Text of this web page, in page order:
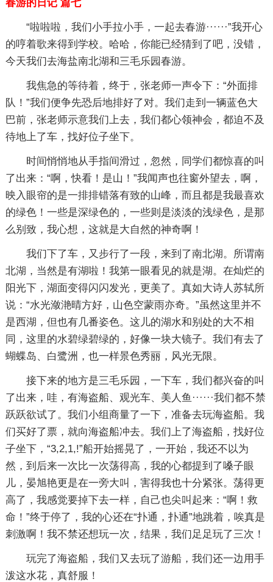
春游的日记 篇七
“啦啦啦，我们小手拉小手，一起去春游······”我开心
的哼着歌来得到学校。哈哈，你能已经猜到了吧，没错，
今天我们去海盐南北湖和三毛乐园春游。
我焦急的等待着，终于，张老师一声令下：“外面排
队！”我们便争先恐后地排好了对。我们走到一辆蓝色大
巴前，张老师示意我们上去，我们都心领神会，都迫不及
待地上了车，找好位子坐下。
时间悄悄地从手指间滑过，忽然，同学们都惊喜的叫
了出来：“啊，快看！是山！”我闻声也往窗外望去，啊，
映入眼帘的是一排排错落有致的山峰，而且都是我最喜欢
的绿色！一些是深绿色的，一些则是淡淡的浅绿色，是那
么别致，我心想，这就是大自然的神奇啊！
我们下了车，又步行了一段，来到了南北湖。所谓南
北湖，当然是有湖啦！我第一眼看见的就是湖。在灿烂的
阳光下，湖面变得闪闪发光，更美了。真如大诗人苏轼所
说：“水光潋滟晴方好，山色空蒙雨亦奇。”虽然这里并不
是西湖，但也有几番姿色。这儿的湖水和别处的大不相
同，这里的水碧绿碧绿的，好像一块大镜子。我们有去了
蝴蝶岛、白鹭洲，也一样景色秀丽，风光无限。
接下来的地方是三毛乐园，一下车，我们都兴奋的叫
了出来，哇，有海盗船、观光车、美人鱼······我们都不禁
跃跃欲试了。我们小组商量了一下，准备去玩海盗船。我
们买好了票，就向海盗船冲去。我们上了海盗船，找好位
子坐下，“3,2,1,!”船开始摇晃了，一开始，我还不以为
然，到后来一次比一次荡得高，我的心都提到了嗓子眼
儿，晏旭艳更是在一旁大叫，害得我也十分紧张。荡得更
高了，我感觉要掉下去一样，自己也尖叫起来：“啊！救
命！”终于停了，我的心还在“扑通，扑通”地跳着，唉真是
刺激啊！我不禁还想玩一次，结果，我们足足玩了三次！
玩完了海盗船，我们又去玩了游船，我们还一边用手
泼这水花，真舒服！